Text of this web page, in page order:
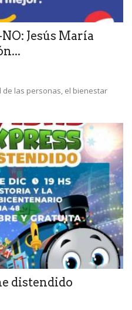
Jesús María
de las personas, el bienestar
distendido